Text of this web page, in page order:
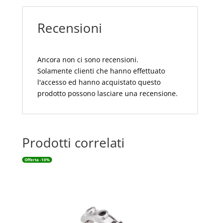
40
Recensioni
Ancora non ci sono recensioni.
Solamente clienti che hanno effettuato
l'accesso ed hanno acquistato questo
prodotto possono lasciare una recensione.
Prodotti correlati
Offerta -10%